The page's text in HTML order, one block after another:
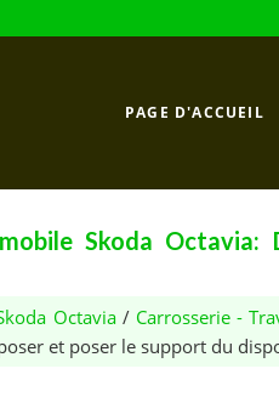
PAGE D'ACCUEIL
Skoda
Octavia/ Carrosserie -
et poser le support du